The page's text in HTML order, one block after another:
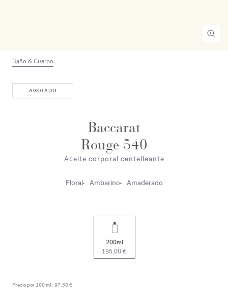
Baño & Cuerpo
AGOTADO
Baccarat
Rouge 540
Aceite corporal centelleante
Floral Ambarino Amaderado
200ml
195,00 €
Precio por 100 ml : 97,50 €